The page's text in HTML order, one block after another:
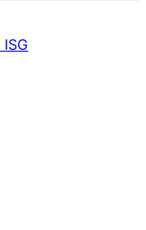
ISG